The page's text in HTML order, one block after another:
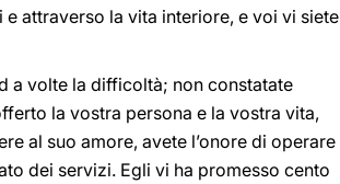
attraverso la vita interiore, e voi vi siete
a volte la difficoltà; non constatate
la vostra persona e la vostra vita,
al suo amore, avete l’onore di operare
dei servizi. Egli vi ha promesso cento